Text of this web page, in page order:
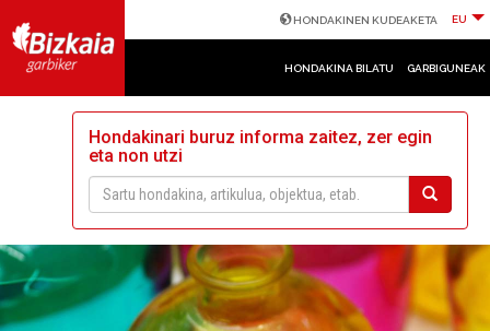
HONDAKINEN KUDEAKETA EU
HONDAKINA BILATU GARBIGUNEAK
Hondakinari buruz informa zaitez, zer egin
eta non utzi